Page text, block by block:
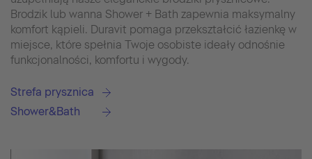
Brodzik lub wanna Shower + Bath zapewnia maksymalny
komfort kąpieli. Duravit pomaga przekształcić łazienkę w
miejsce, które spełnia Twoje osobiste ideały odnośnie
funkcjonalności, komfortu i wygody.
Strefa prysznica
Shower&Bath